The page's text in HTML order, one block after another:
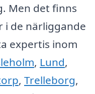
Men det finns
i de närliggande
expertis inom
, Lund,
, Trelleborg,